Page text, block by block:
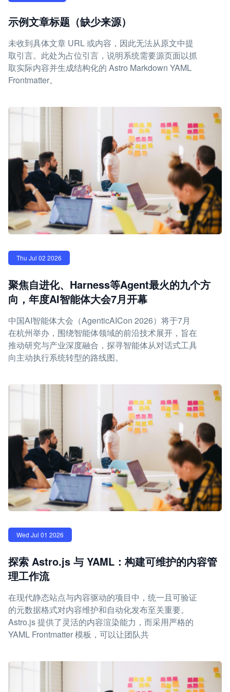
示例文章标题（缺少来源）
未收到具体文章 URL 或内容，因此无法从原文中提
取引言。此处为占位引言，说明系统需要源页面以抓
取实际内容并生成结构化的 Astro Markdown YAML
Frontmatter。
Thu Jul 02 2026
聚焦自进化、Harness等Agent最火的九个方
向，年度AI智能体大会7月开幕
中国AI智能体大会（AgenticAICon 2026）将于7月
在杭州举办，围绕智能体领域的前沿技术展开，旨在
推动研究与产业深度融合，探寻智能体从对话式工具
向主动执行系统转型的路线图。
Wed Jul 01 2026
探索 Astro.js 与 YAML：构建可维护的内容管
理工作流
在现代静态站点与内容驱动的项目中，统一且可验证
的元数据格式对内容维护和自动化发布至关重要。
Astro.js 提供了灵活的内容渲染能力，而采用严格的
YAML Frontmatter 模板，可以让团队共